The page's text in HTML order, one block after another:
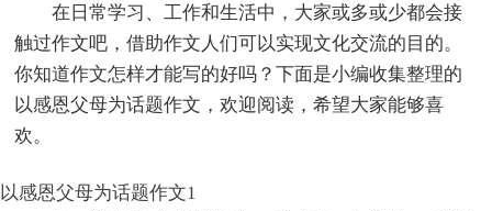
在日常学习、工作和生活中，大家或多或少都会接
触过作文吧，借助作文人们可以实现文化交流的目的。
你知道作文怎样才能写的好吗？下面是小编收集整理的
以感恩父母为话题作文，欢迎阅读，希望大家能够喜
欢。
以感恩父母为话题作文1